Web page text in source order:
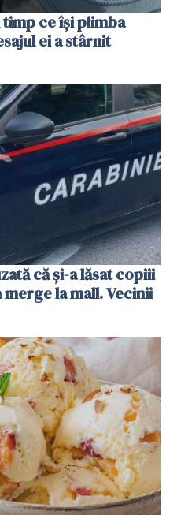
ce își plimba
ei a stârnit
că și-a lăsat copiii
la mall. Vecinii